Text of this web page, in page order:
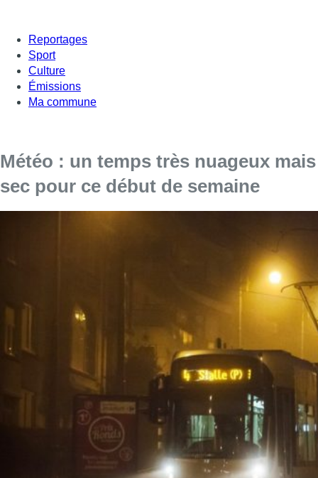
Reportages
Sport
Culture
Émissions
Ma commune
Météo : un temps très nuageux mais
sec pour ce début de semaine